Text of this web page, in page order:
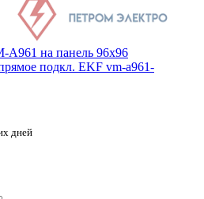
A961 на панель 96х96
подкл. EKF vm-a961-
дней